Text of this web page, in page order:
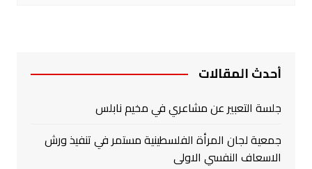
أحدث المقالات
جلسة التعبير عن مشاعري في مخيم نابلس
جمعية لجان المرأة الفلسطينية مستمر في تنفيذ ورش
الاسعاف النفسي الاولى